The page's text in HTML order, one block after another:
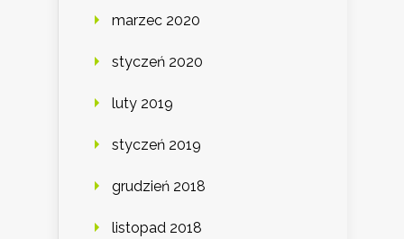
marzec 2020
styczeń 2020
luty 2019
styczeń 2019
grudzień 2018
listopad 2018